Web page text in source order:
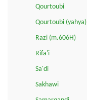
Qourtoubi
Qourtoubi (yahya)
Razi (m.606H)
Rifa'i
Sa'di
Sakhawi